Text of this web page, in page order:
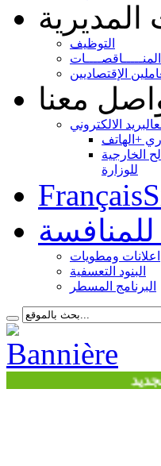
المديرية
التوظيف
المنـــــاقصــــات
الإقتصاديين
معنا
البريد الالكتروني
الخارجية
للوزارة
Français
اعلانات ومطويات
البنود التعسفية
البرنامج المسطر